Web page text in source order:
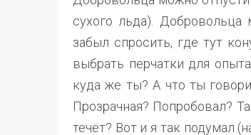
сухого льда). Добровольца
забыл спросить, где тут
выбрать перчатки для
куда же ты? А что ты
Прозрачная? Попробовал?
течёт? Вот и я так подумал